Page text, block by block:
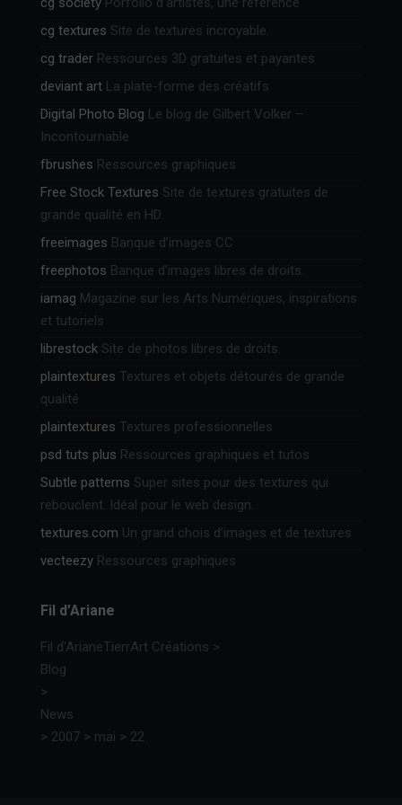
cg textures Site de textures incroyable.
cg trader Ressources 3D gratuites et payantes
deviant art La plate-forme des créatifs
Digital Photo Blog Le blog de Gilbert Volker –
Incontournable
fbrushes Ressources graphiques
Free Stock Textures Site de textures gratuites de
grande qualité en HD.
freeimages Banque d’images CC
freephotos Banque d’images libres de droits.
iamag Magazine sur les Arts Numériques, inspirations
et tutoriels
librestock Site de photos libres de droits.
plaintextures Textures et objets détourés de grande
qualité
plaintextures Textures professionnelles
psd tuts plus Ressources graphiques et tutos
Subtle patterns Super sites pour des textures qui
rebouclent. Idéal pour le web design.
textures.com Un grand chois d’images et de textures
vecteezy Ressources graphiques
Fil d’Ariane
Fil d'ArianeTierrArt Créations >
Blog
>
News
> 2007 > mai > 22